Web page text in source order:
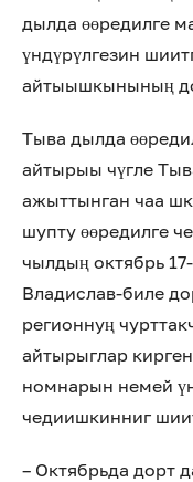
дылда өөредилге
үндүрүлгезин
айтыышкынының
Тыва дылда
айтырыы чүгле
ажыттынган чаа
шупту өөредилге
чылдың октябрь
Владислав-биле
регионнуң
айтырыглар
номнарын немей
чедиишкинниг
– Октябрьда дорт